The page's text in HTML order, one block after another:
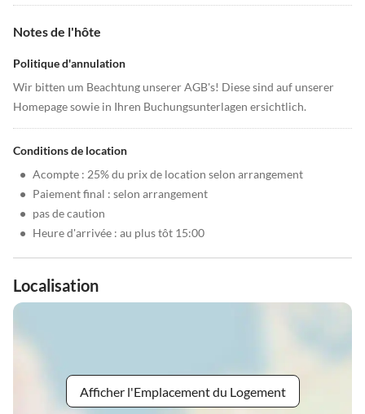
Notes de l'hôte
Politique d'annulation
Wir bitten um Beachtung unserer AGB's! Diese sind auf unserer
Homepage sowie in Ihren Buchungsunterlagen ersichtlich.
Conditions de location
• Acompte : 25% du prix de location selon arrangement
• Paiement final : selon arrangement
• pas de caution
• Heure d'arrivée : au plus tôt 15:00
Localisation
Afficher l'Emplacement du Logement